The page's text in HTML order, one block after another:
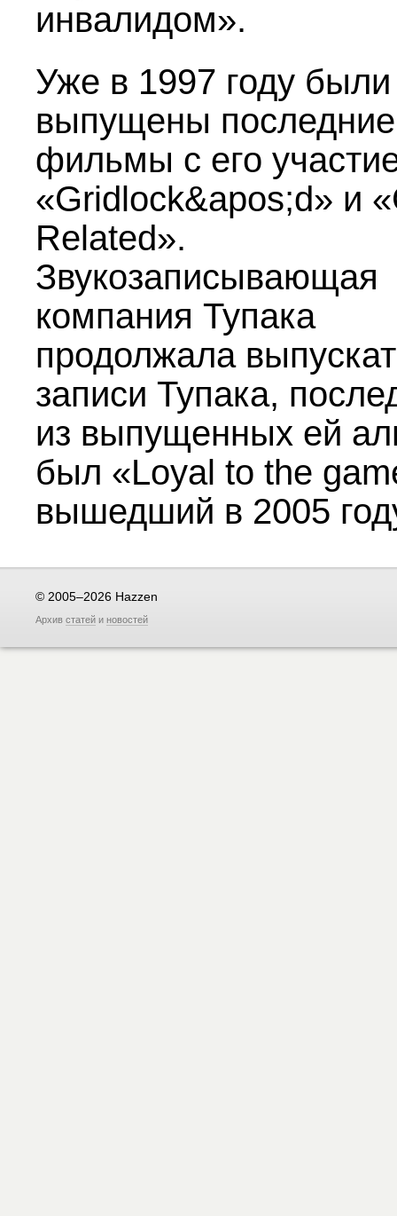
инвалидом».
Уже в 1997 году были
выпущены последние
фильмы с его
«Gridlock&apos;d» и
Related».
Звукозаписывающая
компания Тупака
продолжала
записи Тупака,
из выпущенных ей
был «Loyal to the
вышедший в 2005
© 2005–2026 Hazzen
Архив статей и новостей